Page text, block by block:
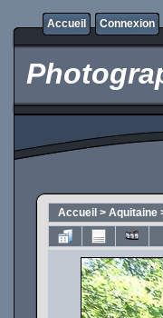
Accueil Connexion
Accueil > Aquitaine